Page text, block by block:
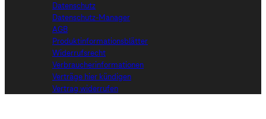
Datenschutz
Datenschutz-Manager
AGB
Produktinformationsblätter
Widerrufsrecht
Verbraucherinformationen
Verträge hier kündigen
Vertrag widerrufen